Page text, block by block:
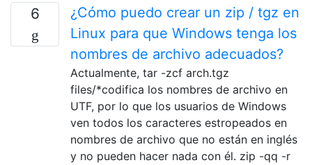
6
¿Cómo puedo crear un zip / tgz en
Linux para que Windows tenga los
nombres de archivo adecuados?
Actualmente, tar -zcf arch.tgz
files/*codifica los nombres de archivo en
UTF, por lo que los usuarios de Windows
ven todos los caracteres estropeados en
nombres de archivo que no están en inglés
y no pueden hacer nada con él. zip -qq -r